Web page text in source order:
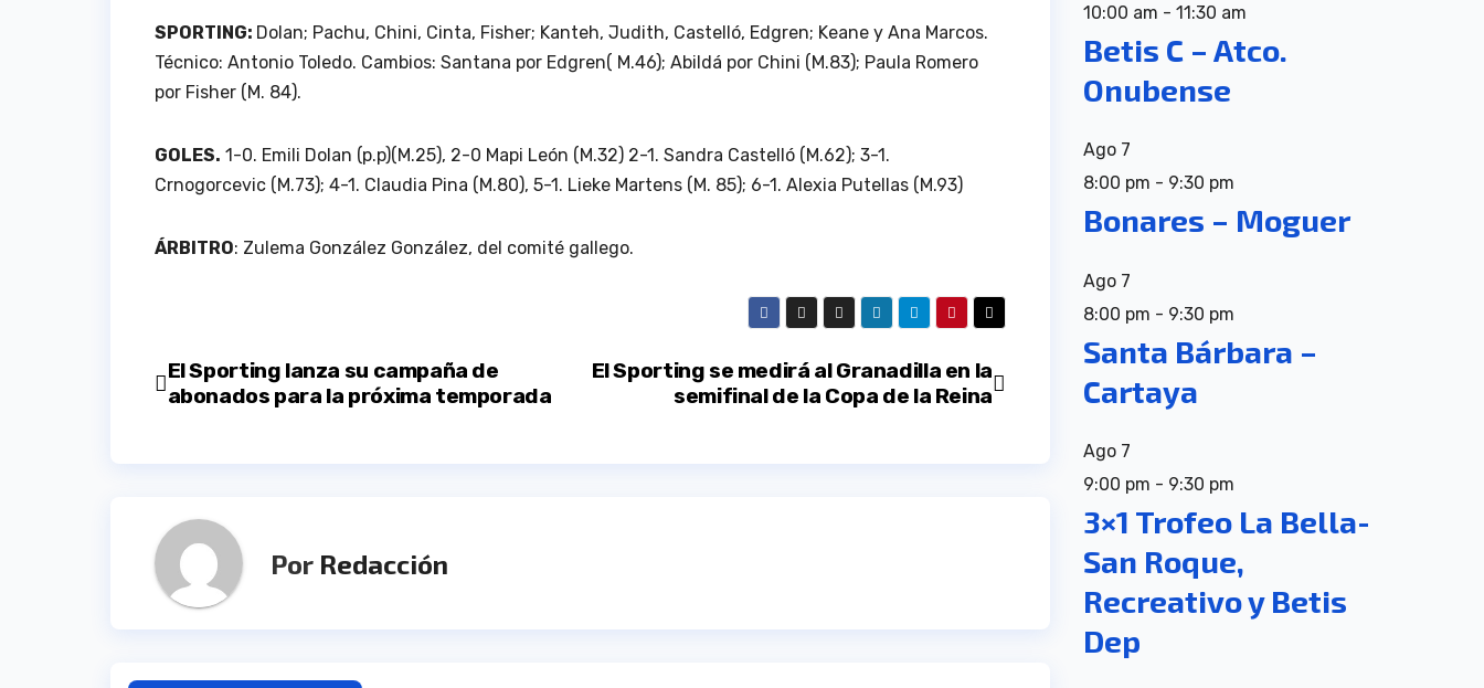
SPORTING: Dolan; Pachu, Chini, Cinta, Fisher; Kanteh, Judith, Castelló, Edgren; Keane y Ana Marcos.
Técnico: Antonio Toledo. Cambios: Santana por Edgren( M.46); Abildá por Chini (M.83); Paula Romero
por Fisher (M. 84).
GOLES. 1-0. Emili Dolan (p.p)(M.25), 2-0 Mapi León (M.32) 2-1. Sandra Castelló (M.62); 3-1.
Crnogorcevic (M.73); 4-1. Claudia Pina (M.80), 5-1. Lieke Martens (M. 85); 6-1. Alexia Putellas (M.93)
ÁRBITRO: Zulema González González, del comité gallego.
Navegación
El Sporting se medirá al Granadilla en la
semifinal de la Copa de la Reina
El Sporting lanza su campaña de
abonados para la próxima temporada
Por Redacción
10:00 am - 11:30 am
Betis C – Atco.
Onubense
Ago 7
8:00 pm - 9:30 pm
Bonares – Moguer
Ago 7
8:00 pm - 9:30 pm
Santa Bárbara –
Cartaya
Ago 7
9:00 pm - 9:30 pm
3×1 Trofeo La Bella-
San Roque,
Recreativo y Betis
Dep